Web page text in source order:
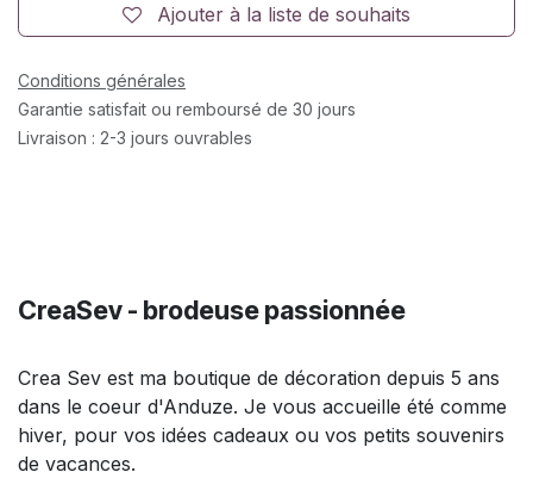
Ajouter à la liste de souhaits
Conditions générales
Garantie satisfait ou remboursé de 30 jours
Livraison : 2-3 jours ouvrables
CreaSev - brodeuse passionnée
Crea Sev est ma boutique de décoration depuis 5 ans
dans le coeur d'Anduze. Je vous accueille été comme
hiver, pour vos idées cadeaux ou vos petits souvenirs
de vacances.